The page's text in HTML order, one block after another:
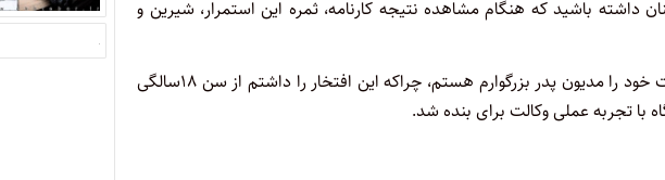
داشته باشید که هنگام مشاهده نتیجه کارنامه، ثمره این استمرار، شیرین و
و در نهایت لازم می‌دانم یادآور شوم که بخش قابل توجهی از موفقیت خود را مدیون پدر بزرگوارم هستم، چراکه این افتخار را داشتم از سن ۱۸سالگی
با تجربه عملی وکالت برای بنده شد.